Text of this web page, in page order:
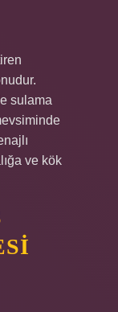
sulama
ve kök